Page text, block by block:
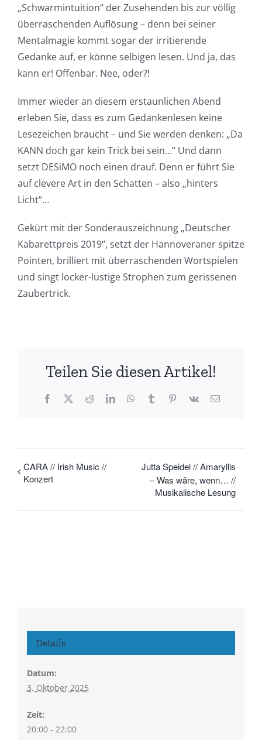
„Schwarmintuition“ der Zusehenden bis zur völlig
überraschenden Auflösung – denn bei seiner
Mentalmagie kommt sogar der irritierende
Gedanke auf, er könne selbigen lesen. Und ja, das
kann er! Offenbar. Nee, oder?!
Immer wieder an diesem erstaunlichen Abend
erleben Sie, dass es zum Gedankenlesen keine
Lesezeichen braucht – und Sie werden denken: „Da
KANN doch gar kein Trick bei sein…“ Und dann
setzt DESiMO noch einen drauf. Denn er führt Sie
auf clevere Art in den Schatten – also „hinters
Licht“…
Gekürt mit der Sonderauszeichnung „Deutscher
Kabarettpreis 2019“, setzt der Hannoveraner spitze
Pointen, brilliert mit überraschenden Wortspielen
und singt locker-lustige Strophen zum gerissenen
Zaubertrick.
Teilen Sie diesen Artikel!
Facebook
X RedditLinkedInWhatsApp
TumblrPinterest
Vk
E-
CARA // Irish Music //
Konzert
Jutta Speidel // Amaryllis
– Was wäre, wenn… //
Musikalische Lesung
Details
Datum:
3. Oktober 2025
Zeit:
20:00 - 22:00